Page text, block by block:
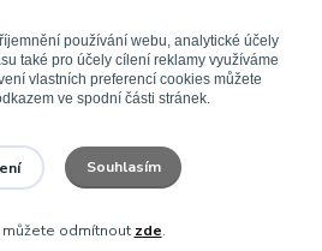
používání webu, analytické účely
také pro účely cílení reklamy využíváme
vlastních preferencí cookies můžete
ve spodní části stránek.
Souhlasím
můžete odmítnout zde.